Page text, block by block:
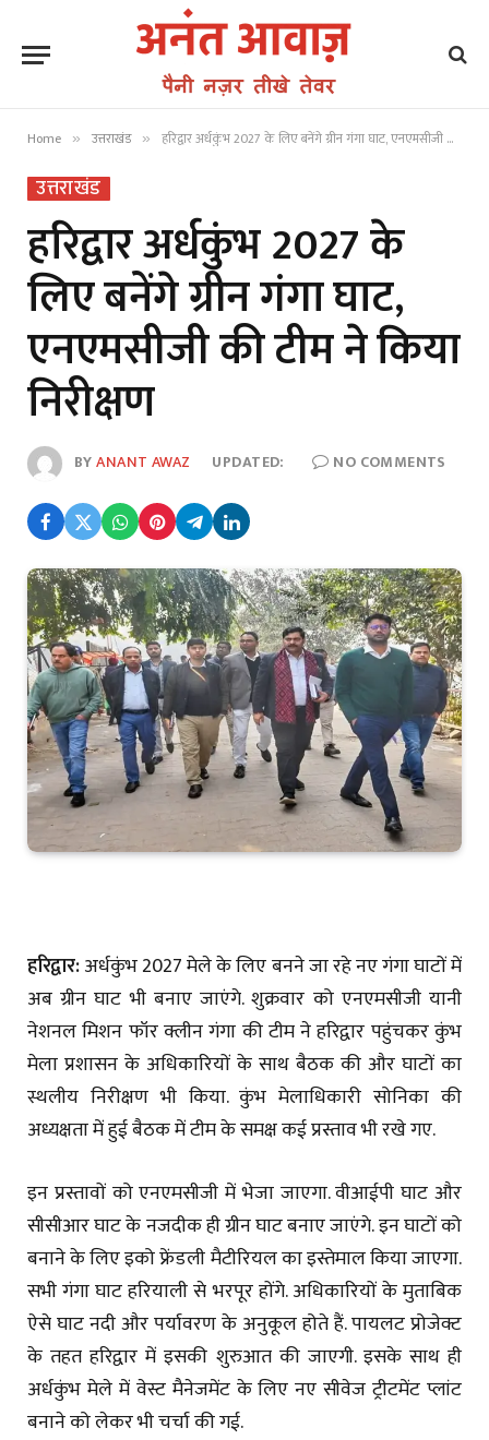
Home » उत्तराखंड » हरिद्वार अर्धकुंभ 2027 के लिए बनेंगे ग्रीन गंगा घाट, एनएमसीजी की टीम ने किया निरीक्षण
उत्तराखंड
हरिद्वार अर्धकुंभ 2027 के
लिए बनेंगे ग्रीन गंगा घाट,
एनएमसीजी की टीम ने किया
निरीक्षण
BYANANT AWAZ UPDATED: NO COMMENTS
हरिद्वार:अर्धकुंभ 2027 मेले के लिए बनने जा रहे नए गंगा घाटों में
अब ग्रीन घाट भी बनाए जाएंगे. शुक्रवार को एनएमसीजी यानी
नेशनल मिशन फॉर क्लीन गंगा की टीम ने हरिद्वार पहुंचकर कुंभ
मेला प्रशासन के अधिकारियों के साथ बैठक की और घाटों का
स्थलीय निरीक्षण भी किया. कुंभ मेलाधिकारी सोनिका की
अध्यक्षता में हुई बैठक में टीम के समक्ष कई प्रस्ताव भी रखे गए.
इन प्रस्तावों को एनएमसीजी में भेजा जाएगा. वीआईपी घाट और
सीसीआर घाट के नजदीक ही ग्रीन घाट बनाए जाएंगे. इन घाटों को
बनाने के लिए इको फ्रेंडली मैटीरियल का इस्तेमाल किया जाएगा.
सभी गंगा घाट हरियाली से भरपूर होंगे. अधिकारियों के मुताबिक
ऐसे घाट नदी और पर्यावरण के अनुकूल होते हैं. पायलट प्रोजेक्ट
के तहत हरिद्वार में इसकी शुरुआत की जाएगी. इसके साथ ही
अर्धकुंभ मेले में वेस्ट मैनेजमेंट के लिए नए सीवेज ट्रीटमेंट प्लांट
बनाने को लेकर भी चर्चा की गई.